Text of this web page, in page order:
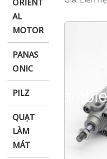
ORIENT
AL
MOTOR
PANAS
ONIC
PILZ
QUẠT
LÀM
MÁT